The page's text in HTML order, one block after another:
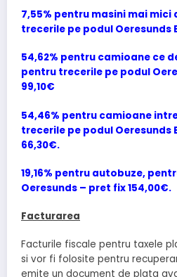
7,55% pentru masini mai mici
trecerile pe podul Oeresunds
54,62% pentru camioane ce
pentru trecerile pe podul
99,10€
54,46% pentru camioane
trecerile pe podul Oeresunds
66,30€.
19,16% pentru autobuze,
Oeresunds – pret fix 154,00€.
Facturarea
Facturile fiscale pentru taxele
si vor fi folosite pentru
emite un document de plata